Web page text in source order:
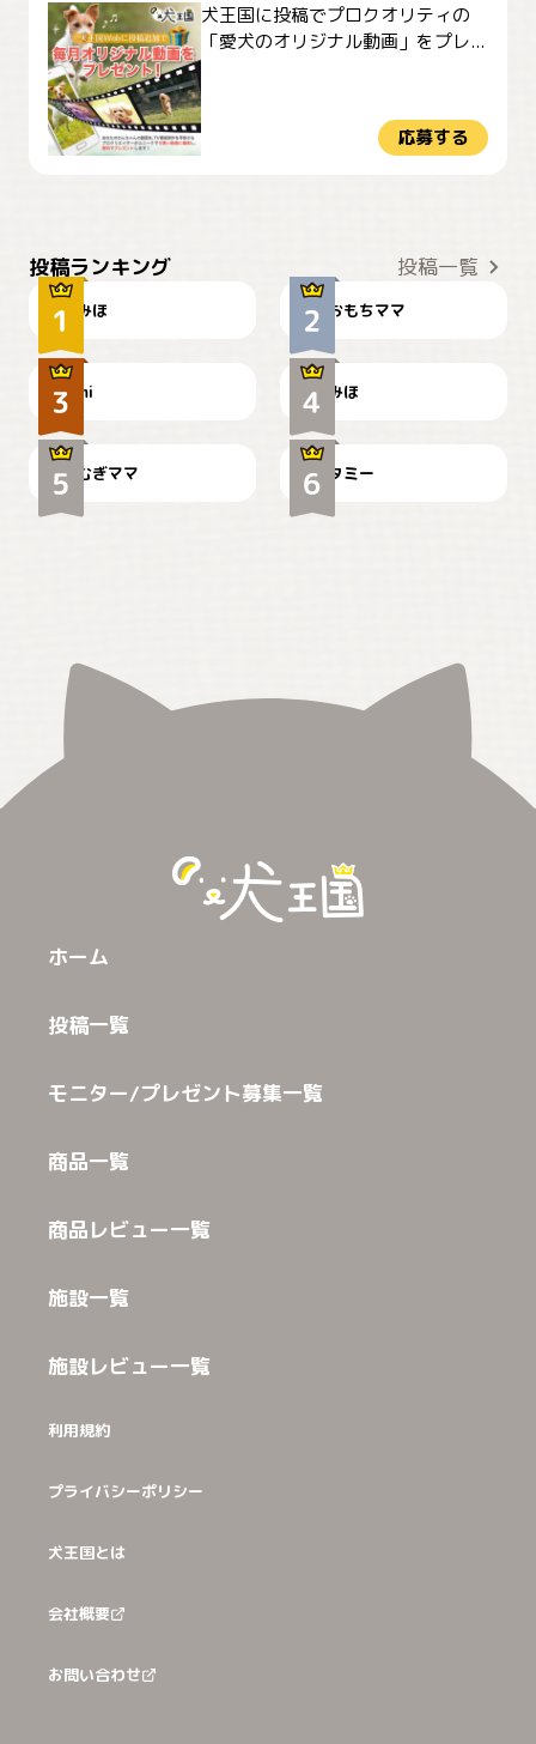
犬王国に投稿でプロクオリティの
「愛犬のオリジナル動画」をプレ...
応募する
投稿ランキング 投稿一覧
みほ おもちママ
可愛い？
mi
見てるぞぉ
みほ
🌻とむぎ！
むぎママ
ドーベルマンのお友達邸に
て
タミー
ホーム
投稿一覧
モニター/プレゼント募集一覧
商品一覧
商品レビュー一覧
施設一覧
施設レビュー一覧
利用規約
プライバシーポリシー
犬王国とは
会社概要
お問い合わせ